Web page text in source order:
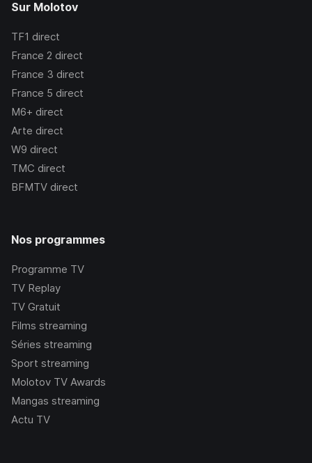
Sur Molotov
TF1 direct
France 2 direct
France 3 direct
France 5 direct
M6+ direct
Arte direct
W9 direct
TMC direct
BFMTV direct
Nos programmes
Programme TV
TV Replay
TV Gratuit
Films streaming
Séries streaming
Sport streaming
Molotov TV Awards
Mangas streaming
Actu TV